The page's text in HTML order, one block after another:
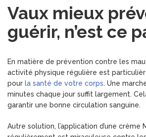
Vaux mieux
guérir, n’est ce
En matière de prévention contre les
activité physique régulière est
pour la santé de votre corps. Une
minutes chaque jour suffit largement.
garantir une bonne circulation sanguine.
Autre solution, l’application d’une crème